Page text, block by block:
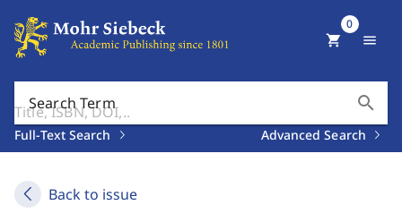
Search Term search
Full-Text Search Advanced Search
shopping_cart
0
menu
Back to issue